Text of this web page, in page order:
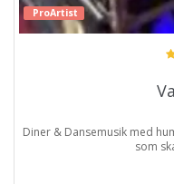
ProArtist
Diner & Dansemusik med
som